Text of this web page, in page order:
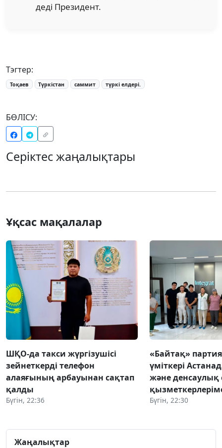
деді Президент.
Тэгтер:
Тоқаев Түркістан саммит түркі елдері.
БӨЛІСУ:
Серіктес жаңалықтары
Ұқсас мақалалар
ШҚО-да такси жүргізушісі
зейнеткерді телефон
алаяғының арбауынан сақтап
қалды
Бүгін, 22:36
«Байтақ»
үміткері
және денсаулық
Бүгін, 22:30
Жаңалықтар